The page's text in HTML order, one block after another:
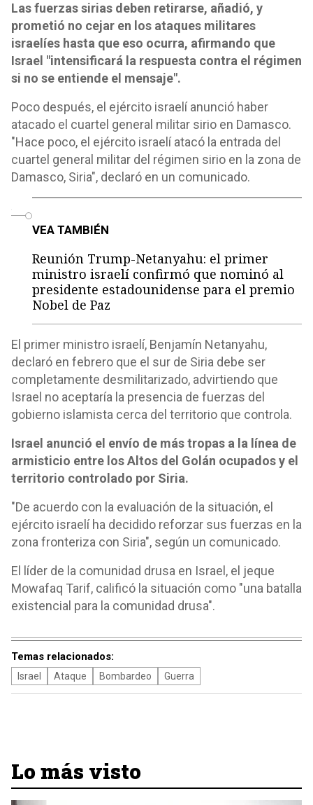
Las fuerzas sirias deben retirarse, añadió, y
prometió no cejar en los ataques militares
israelíes hasta que eso ocurra, afirmando que
Israel "intensificará la respuesta contra el régimen
si no se entiende el mensaje".
Poco después, el ejército israelí anunció haber
atacado el cuartel general militar sirio en Damasco.
"Hace poco, el ejército israelí atacó la entrada del
cuartel general militar del régimen sirio en la zona de
Damasco, Siria", declaró en un comunicado.
VEA TAMBIÉN
Reunión Trump-Netanyahu: el primer
ministro israelí confirmó que nominó al
presidente estadounidense para el premio
Nobel de Paz
El primer ministro israelí, Benjamín Netanyahu,
declaró en febrero que el sur de Siria debe ser
completamente desmilitarizado, advirtiendo que
Israel no aceptaría la presencia de fuerzas del
gobierno islamista cerca del territorio que controla.
Israel anunció el envío de más tropas a la línea de
armisticio entre los Altos del Golán ocupados y el
territorio controlado por Siria.
"De acuerdo con la evaluación de la situación, el
ejército israelí ha decidido reforzar sus fuerzas en la
zona fronteriza con Siria", según un comunicado.
El líder de la comunidad drusa en Israel, el jeque
Mowafaq Tarif, calificó la situación como "una batalla
existencial para la comunidad drusa".
Temas relacionados:
Israel Ataque Bombardeo Guerra
Lo más visto